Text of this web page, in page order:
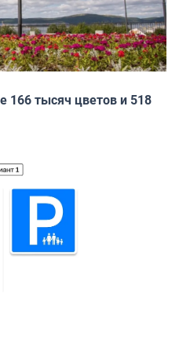
166 тысяч цветов и 518